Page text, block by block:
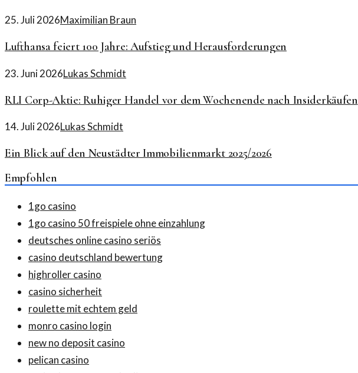
25. Juli 2026Maximilian Braun
Lufthansa feiert 100 Jahre: Aufstieg und Herausforderungen
23. Juni 2026Lukas Schmidt
RLI Corp-Aktie: Ruhiger Handel vor dem Wochenende nach Insiderkäufen
14. Juli 2026Lukas Schmidt
Ein Blick auf den Neustädter Immobilienmarkt 2025/2026
Empfohlen
1go casino
1go casino 50 freispiele ohne einzahlung
deutsches online casino seriös
casino deutschland bewertung
highroller casino
casino sicherheit
roulette mit echtem geld
monro casino login
new no deposit casino
pelican casino